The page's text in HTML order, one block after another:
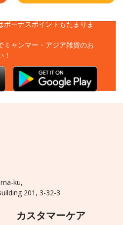
ボーナスポイントもたまりま
ミャンマー・アジア雑貨のお
ku,
201, 3-32-3
カスタマーケア